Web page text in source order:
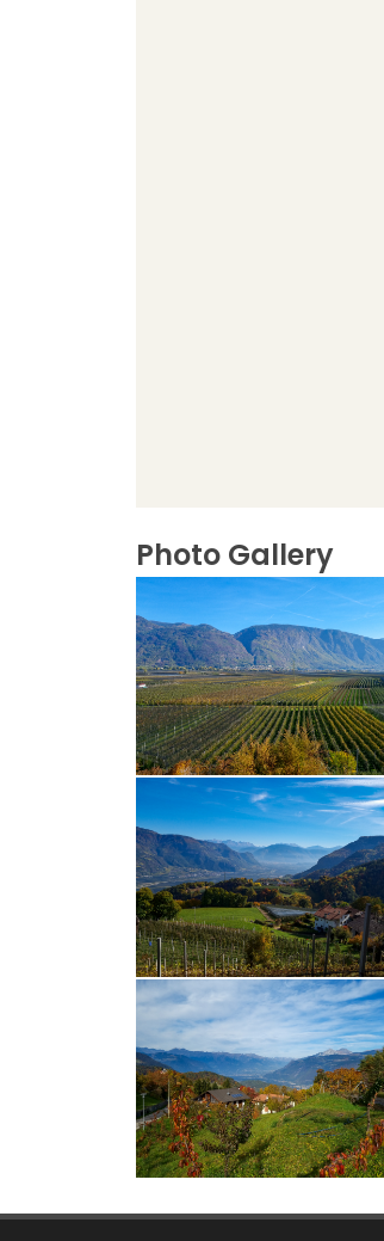
Photo Gallery